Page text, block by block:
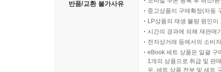
반품/교환 불가사유
중고상품이 구매확정(자동
LP상품의 재생 불량 원인
시간의 경과에 의해 재판매
전자상거래 등에서의 소비
eBook 세트 상품은 일괄 구
1개의 상품으로 취급 및 판
우, 세트 상품 전부 및 세트